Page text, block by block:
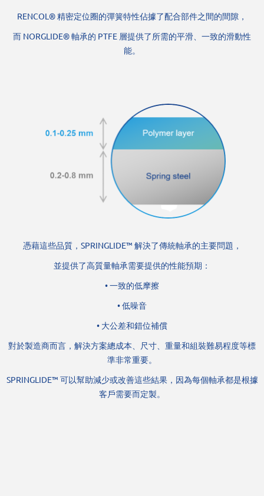
RENCOL® 精密定位圈的彈簧特性佔據了配合部件之間的間隙，
而 NORGLIDE® 軸承的 PTFE 層提供了所需的平滑、一致的滑動性
能。
憑藉這些品質，SPRINGLIDE™ 解決了傳統軸承的主要問題，
並提供了高質量軸承需要提供的性能預期：
• 一致的低摩擦
• 低噪音
• 大公差和錯位補償
對於製造商而言，解決方案總成本、尺寸、重量和組裝難易程度等標
準非常重要。
SPRINGLIDE™ 可以幫助減少或改善這些結果，因為每個軸承都是根據
客戶需要而定製。